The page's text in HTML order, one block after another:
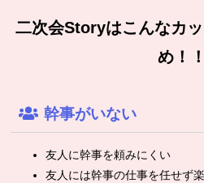
二次会Storyはこんなカ
め！！
幹事がいない
友人に幹事を頼みにくい
友人には幹事の仕事を任せず